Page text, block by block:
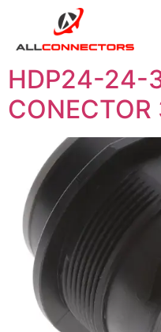
HDP24-24-
CONECTOR